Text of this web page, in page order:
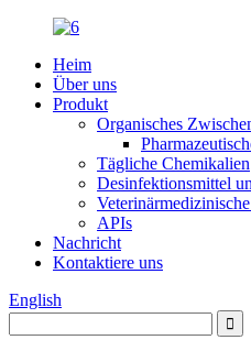
Heim
Über uns
Produkt
Organisches
Tägliche Chemikalien
Desinfektionsmittel
APIs
Nachricht
Kontaktiere uns
English